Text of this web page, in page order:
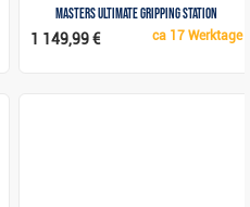
Masters Ultimate Gripping Station
ca 17 Werktage
1 149,99 €